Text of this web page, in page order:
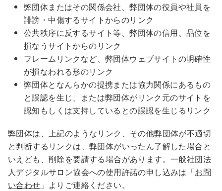
弊団体またはその関係会社、弊団体の役員や社員を
誹謗・中傷するサイトからのリンク
公共秩序に反するサイト等、弊団体の信用、品位を
損なうサイトからのリンク
フレームリンクなど、弊団体ウェブサイトの明確性
が損なわれる形のリンク
弊団体となんらかの提携または協力関係にあるもの
と誤認を生じ、または弊団体がリンク元のサイトを
認知もしくは支持しているとの誤認を生じるリンク
弊団体は、上記のようなリンク、その他弊団体が不適切
と判断するリンクは、弊団体がいったん了解した場合と
いえども、削除を要請する場合があります。一般社団法
人デジタルサロン協会への使用許諾の申し込みは「お問
い合わせ 」よりご連絡ください。